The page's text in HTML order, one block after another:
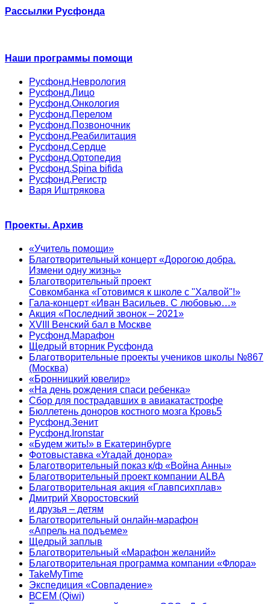
Рассылки Русфонда
Наши программы помощи
Русфонд.Неврология
Русфонд.Лицо
Русфонд.Онкология
Русфонд.Перелом
Русфонд.Позвоночник
Русфонд.Реабилитация
Русфонд.Сердце
Русфонд.Ортопедия
Русфонд.Spina bifida
Русфонд.Регистр
Варя Иштрякова
Проекты. Архив
«Учитель помощи»
Благотворительный концерт «Дорогою добра.
Измени одну жизнь»
Благотворительный проект
Совкомбанка «Готовимся к школе с "Халвой"!»
Гала-концерт «Иван Васильев. С любовью…»
Акция «Последний звонок – 2021»
XVIII Венский бал в Москве
Русфонд.Марафон
Щедрый вторник Русфонда
Благотворительные проекты учеников школы №867
(Москва)
«Бронницкий ювелир»
«На день рождения спаси ребенка»
Сбор для пострадавших в авиакатастрофе
Бюллетень доноров костного мозга Кровь5
Русфонд.Зенит
Русфонд.Ironstar
«Будем жить!» в Екатеринбурге
Фотовыставка «Угадай донора»
Благотворительный показ к/ф «Война Анны»
Благотворительный проект компании ALBA
Благотворительная акция «Главпсихплав»
Дмитрий Хворостовский
и друзья – детям
Благотворительный онлайн‑марафон
«Апрель на подъеме»
Щедрый заплыв
Благотворительный «Марафон желаний»
Благотворительная программа компании «Флора»
TakeMyTime
Экспедиция «Совпадение»
ВСЕМ (Qiwi)